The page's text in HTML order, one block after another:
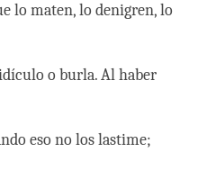
lo maten, lo denigren, lo
o burla. Al haber
eso no los lastime;